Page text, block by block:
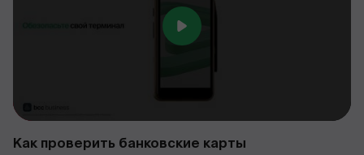
Как проверить банковские карты